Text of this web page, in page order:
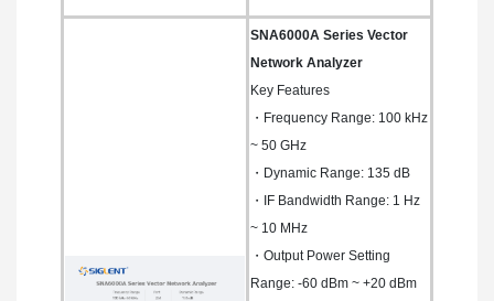
SNA6000A Series Vector
Network Analyzer
Key Features
・Frequency Range: 100 kHz
~ 50 GHz
・Dynamic Range: 135 dB
・IF Bandwidth Range: 1 Hz
~ 10 MHz
・Output Power Setting
Range: -60 dBm ~ +20 dBm